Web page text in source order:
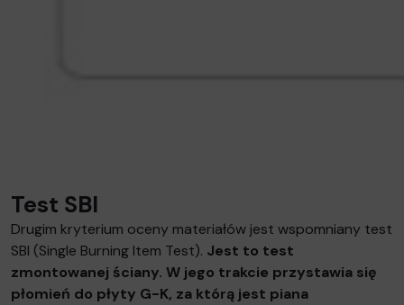
Test SBI
Drugim kryterium oceny materiałów jest wspomniany test
SBI (Single Burning Item Test). Jest to test
zmontowanej ściany. W jego trakcie przystawia się
płomień do płyty G-K, za którą jest piana